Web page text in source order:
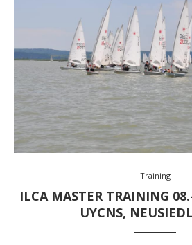
Training
ILCA MASTER TRAINING
UYCNS,